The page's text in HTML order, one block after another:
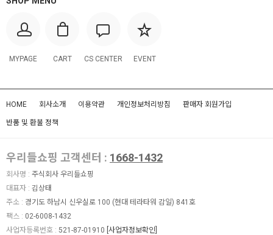
MYPAGE CART CS CENTER EVENT
HOME 회사소개 이용약관 개인정보처리방침 판매자 회원가입
반품 및 환불 정책
우리들쇼핑 고객센터 : 1668-1432
회사명 : 주식회사 우리들쇼핑
대표자 : 김상태
주소 : 경기도 하남시 신우실로 100 (현대 테라타워 감일) 841호
팩스 : 02-6008-1432
사업자등록번호 : 521-87-01910 [사업자정보확인]